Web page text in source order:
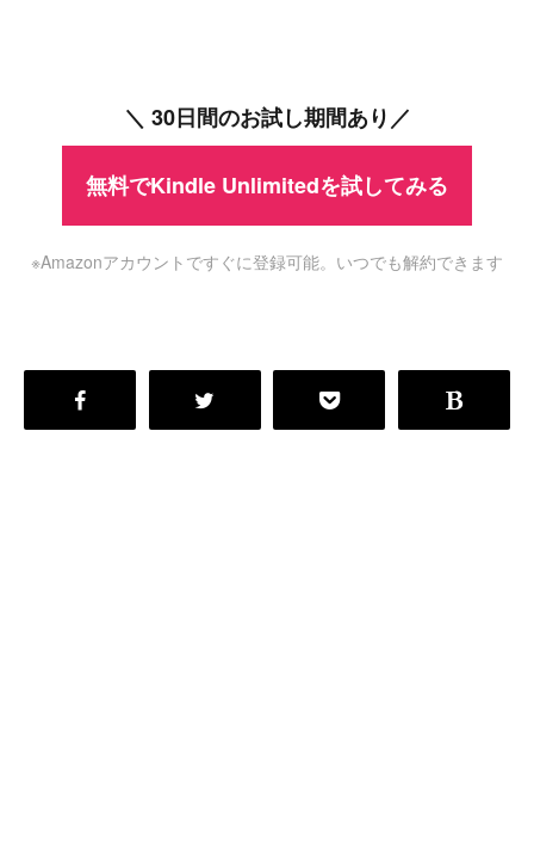
＼ 30日間のお試し期間あり／
無料でKindle Unlimitedを試してみる
※Amazonアカウントですぐに登録可能。いつでも解約できます